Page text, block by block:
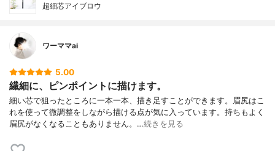
超細芯アイブロウ
ワーママai
5.00
繊細に、ピンポイントに描けます。
細い芯で狙ったところに一本一本、描き足すことができます。眉尻はこ
れを使って微調整をしながら描ける点が気に入っています。持ちもよく
眉尻がなくなることもありません。…続きを見る